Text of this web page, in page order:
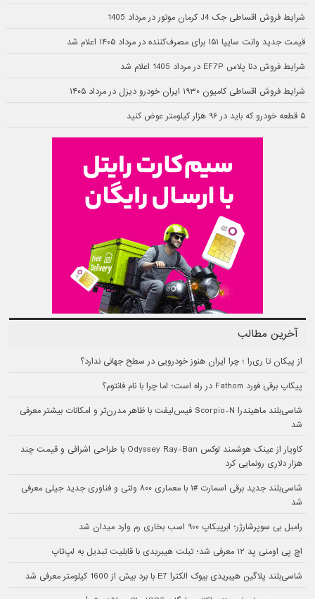
شرایط فروش اقساطی جک J4 کرمان موتور در مرداد 1405
قیمت جدید وانت سایپا ۱۵۱ برای مصرف‌کننده در مرداد ۱۴۰۵ اعلام شد
شرایط فروش دنا پلاس EF7P در مرداد 1405 اعلام شد
شرایط فروش اقساطی کامیون ۱۹۳۰ ایران خودرو دیزل در مرداد ۱۴۰۵
۵ قطعه خودرو که باید در ۹۶ هزار کیلومتر عوض کنید
آخرین مطالب
از پیکان تا ری‌را ؛ چرا ایران هنوز خودرویی در سطح جهانی ندارد؟
پیکاپ برقی فورد Fathom در راه است؛ اما چرا با نام فانتوم؟
شاسی‌بلند ماهیندرا Scorpio-N فیس‌لیفت با ظاهر مدرن‌تر و امکانات بیشتر معرفی
شد
کاویار از عینک هوشمند لوکس Odyssey Ray-Ban با طراحی اشرافی و قیمت چند
هزار دلاری رونمایی کرد
شاسی‌بلند جدید برقی اسمارت #۱ با معماری ۸۰۰ ولتی و فناوری جدید جیلی معرفی
شد
رامبل بی سوپرشارژر؛ ابرپیکاپ ۹۰۰ اسب بخاری رم وارد میدان شد
اچ پی اومنی پد ۱۲ معرفی شد؛ تبلت هیبریدی با قابلیت تبدیل به لپ‌تاپ
شاسی‌بلند پلاگین هیبریدی بیوک الکترا E7 با برد بیش از 1600 کیلومتر معرفی شد